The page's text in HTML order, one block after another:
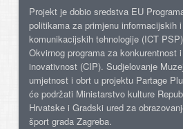
Projekt je dobio sredstva EU
politikama za primjenu informacijskih i
komunikacijskih tehnologije (ICT
Okvirnog programa za konkurentnost i
inovativnost (CIP). Sudjelovanje
umjetnost i obrt u projektu Partage
će podržati Ministarstvo kulture
Hrvatske i Gradski ured za
šport grada Zagreba.